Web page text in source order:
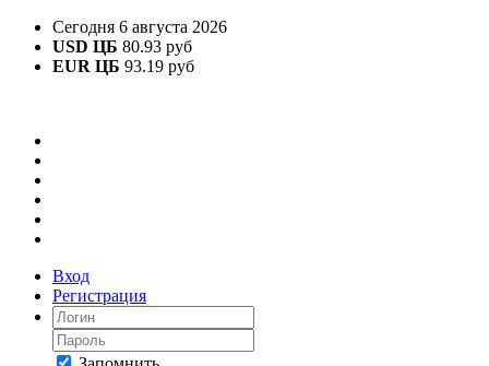
Сегодня 6 августа 2026
USD ЦБ 80.93 руб
EUR ЦБ 93.19 руб
Вход
Регистрация